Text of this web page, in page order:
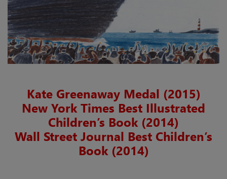
Kate Greenaway Medal (2015)
New York Times Best Illustrated
Children’s Book (2014)
Wall Street Journal Best Children’s
Book (2014)